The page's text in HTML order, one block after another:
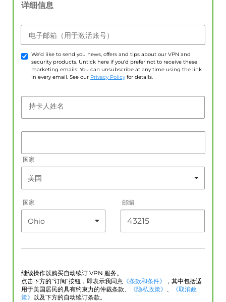
详细信息
电子邮箱（用于激活账号）
We'd like to send you news, offers and tips about our VPN and
security products. Untick here if you'd prefer not to receive these
marketing emails. You can unsubscribe at any time using the link
in every email. See our Privacy Policy for details.
持卡人姓名
国家
国家 邮编
继续操作以购买自动续订 VPN 服务。
点击下方的“订阅”按钮，即表示我同意 《条款和条件》
，其中包括适
用于美国居民的具有约束力的仲裁条款、
《隐私政策》 、
《取消政
策》 以及下方的自动续订条款。